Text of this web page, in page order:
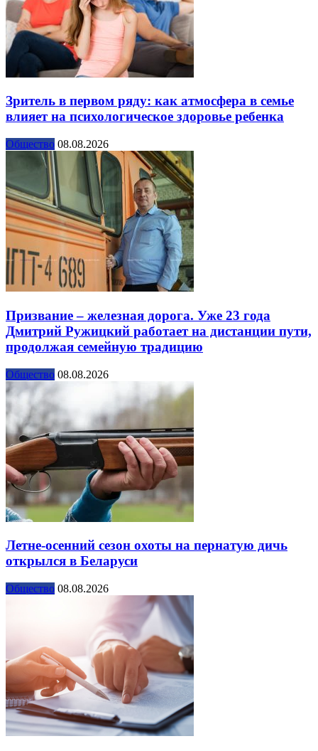
Зритель в первом ряду: как атмосфера в семье
влияет на психологическое здоровье ребенка
Общество 08.08.2026
Призвание – железная дорога. Уже 23 года
Дмитрий Ружицкий работает на дистанции пути,
продолжая семейную традицию
Общество 08.08.2026
Летне-осенний сезон охоты на пернатую дичь
открылся в Беларуси
Общество 08.08.2026